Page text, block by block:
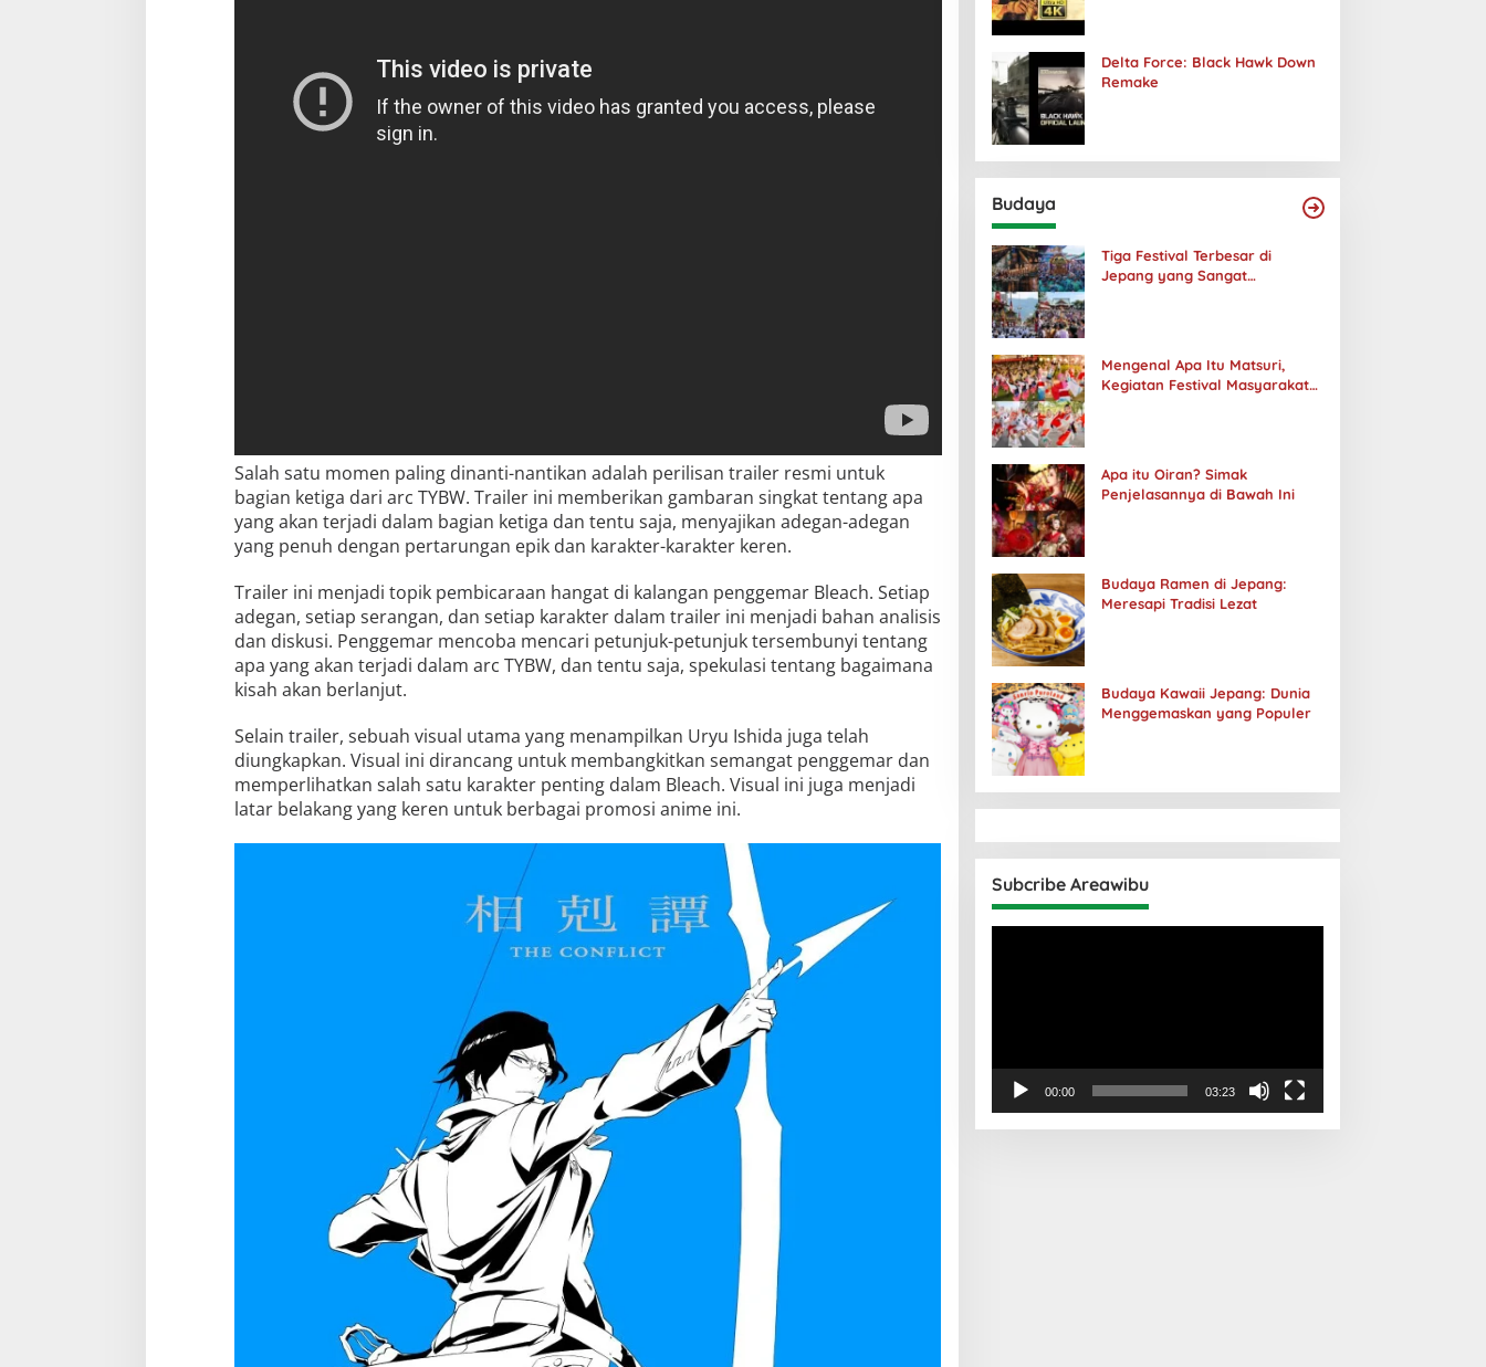
Salah satu momen paling dinanti-nantikan adalah perilisan trailer resmi untuk
bagian ketiga dari arc TYBW. Trailer ini memberikan gambaran singkat tentang apa
yang akan terjadi dalam bagian ketiga dan tentu saja, menyajikan adegan-adegan
yang penuh dengan pertarungan epik dan karakter-karakter keren.
Trailer ini menjadi topik pembicaraan hangat di kalangan penggemar Bleach. Setiap
adegan, setiap serangan, dan setiap karakter dalam trailer ini menjadi bahan analisis
dan diskusi. Penggemar mencoba mencari petunjuk-petunjuk tersembunyi tentang
apa yang akan terjadi dalam arc TYBW, dan tentu saja, spekulasi tentang bagaimana
kisah akan berlanjut.
Selain trailer, sebuah visual utama yang menampilkan Uryu Ishida juga telah
diungkapkan. Visual ini dirancang untuk membangkitkan semangat penggemar dan
memperlihatkan salah satu karakter penting dalam Bleach. Visual ini juga menjadi
latar belakang yang keren untuk berbagai promosi anime ini.
Delta Force: Black Hawk Down
Remake
Budaya
Tiga Festival Terbesar di
Jepang yang Sangat
Mengenal Apa Itu Matsuri,
Kegiatan Festival Masyarakat
Apa itu Oiran? Simak
Penjelasannya di Bawah Ini
Budaya Ramen di Jepang:
Meresapi Tradisi Lezat
Budaya Kawaii Jepang: Dunia
Menggemaskan yang Populer
Subcribe Areawibu
00:00 03:23